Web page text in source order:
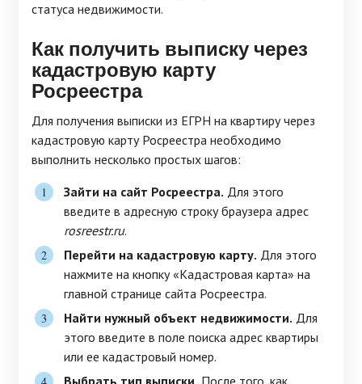
статуса недвижимости.
Как получить выписку через
кадастровую карту
Росреестра
Для получения выписки из ЕГРН на квартиру через
кадастровую карту Росреестра необходимо
выполнить несколько простых шагов:
Зайти на сайт Росреестра. Для этого
введите в адресную строку браузера адрес
rosreestr.ru.
Перейти на кадастровую карту. Для этого
нажмите на кнопку «Кадастровая карта» на
главной странице сайта Росреестра.
Найти нужный объект недвижимости. Для
этого введите в поле поиска адрес квартиры
или ее кадастровый номер.
Выбрать тип выписки. После того, как